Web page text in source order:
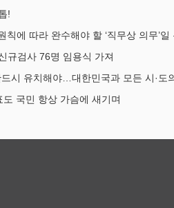
!
칙에 따라 완수해야 할 ‘직무상 의무’일
규검사 76명 임용식 가져
시 유치해야…대한민국과 모든 시·도
국민 항상 가슴에 새기며